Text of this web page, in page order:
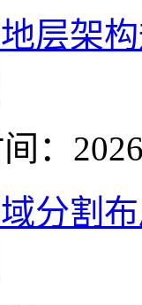
层架
间：
分割